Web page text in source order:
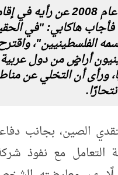
وقد سُئل في عام 2008 عن
فأجاب هاكابي: "في
الفلسطينيين"،
أراضٍ من دول
ورأى أن التخلي عن
الصين، بجانب
التعامل مع نفوذ